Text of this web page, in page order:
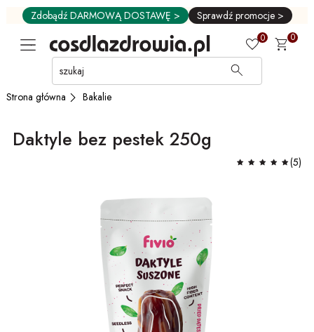
Przejdź
GŁÓWNEJ
ZAWARTOŚCI
MENU
UŻYTKOWNIKA
Zdobądź DARMOWĄ DOSTAWĘ > Sprawdź promocje >
0 0
Strona główna Bakalie
Daktyle bez pestek 250g
(5)